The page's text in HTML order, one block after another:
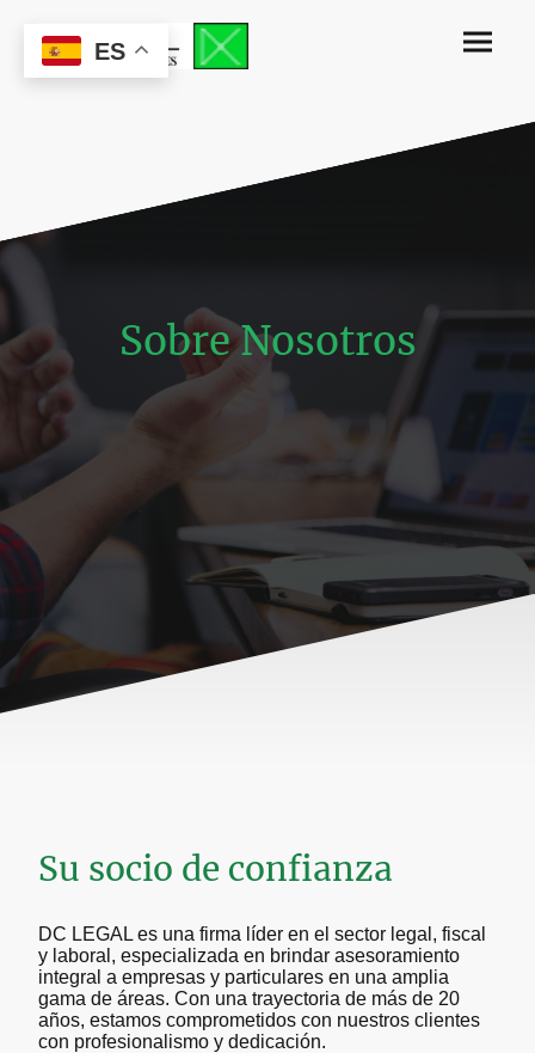
Sobre Nosotros
Su socio de confianza
DC LEGAL es una firma líder en el sector legal, fiscal
y laboral, especializada en brindar asesoramiento
integral a empresas y particulares en una amplia
gama de áreas. Con una trayectoria de más de 20
años, estamos comprometidos con nuestros clientes
con profesionalismo y dedicación.
ES